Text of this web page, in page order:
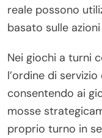
reale possono
basato sulle
Nei giochi a turni
l’ordine di
consentendo ai
mosse
proprio turno in